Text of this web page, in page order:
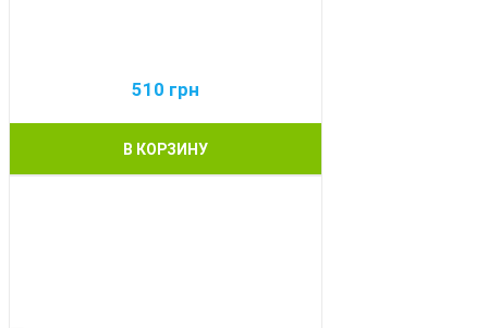
510 грн
В КОРЗИНУ